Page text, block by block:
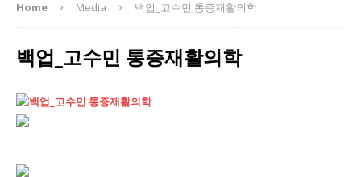
Home Media 백업_고수민 통증재활의학
백업_고수민 통증재활의학